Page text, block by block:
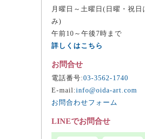
月曜日～土曜日(日曜・祝日
み)
午前10～午後7時まで
詳しくはこちら
お問合せ
電話番号:03-3562-1740
E-mail:info@oida-art.com
お問合わせフォーム
LINEでお問合せ